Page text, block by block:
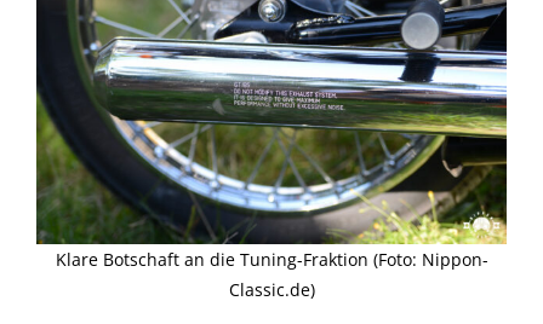
Klare Botschaft an die Tuning-Fraktion (Foto: Nippon-
Classic.de)